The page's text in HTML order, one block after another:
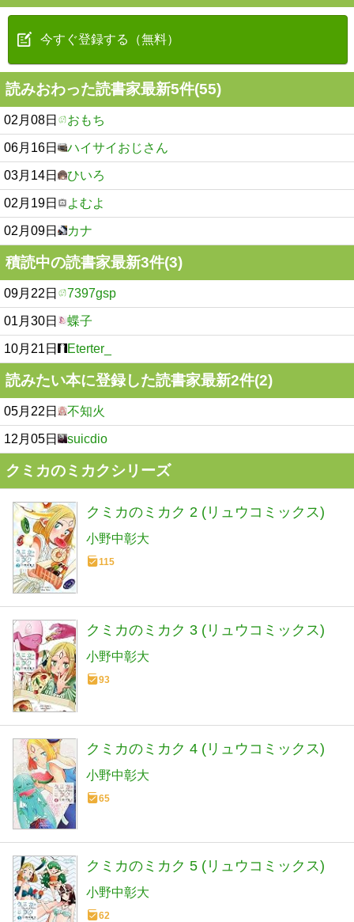
今すぐ登録する（無料）
読みおわった読書家最新5件(55)
02月08日 おもち
06月16日 ハイサイおじさん
03月14日 ひいろ
02月19日 よむよ
02月09日 カナ
積読中の読書家最新3件(3)
09月22日 7397gsp
01月30日 蝶子
10月21日 Eterter_
読みたい本に登録した読書家最新2件(2)
05月22日 不知火
12月05日 suicdio
クミカのミカクシリーズ
クミカのミカク 2 (リュウコミックス)
小野中彰大
115
クミカのミカク 3 (リュウコミックス)
小野中彰大
93
クミカのミカク 4 (リュウコミックス)
小野中彰大
65
クミカのミカク 5 (リュウコミックス)
小野中彰大
62